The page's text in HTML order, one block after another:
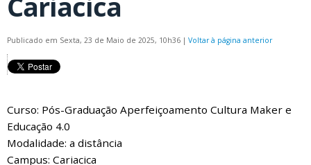
Publicado em Sexta, 23 de Maio de 2025, 10h36 | Voltar à página anterior
Curso: Pós-Graduação Aperfeiçoamento Cultura Maker e
Educação 4.0
Modalidade: a distância
Campus: Cariacica